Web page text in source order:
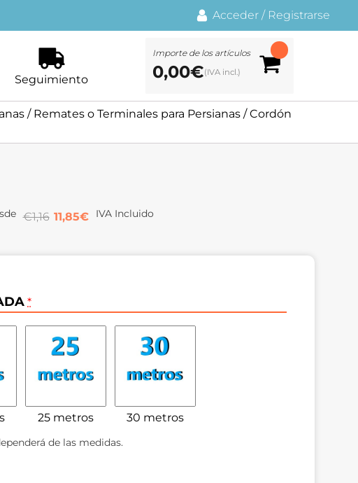
Acceder / Registrarse
Seguimiento
Importe de los artículos
0,00€
/ Remates o Terminales para Persianas / Cordón
€1,16 11,85€ IVA Incluido
*
25 metros 30 metros
de las medidas.